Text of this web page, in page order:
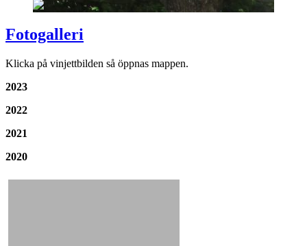
Fotogalleri
Klicka på vinjettbilden så öppnas mappen.
2023
2022
2021
2020